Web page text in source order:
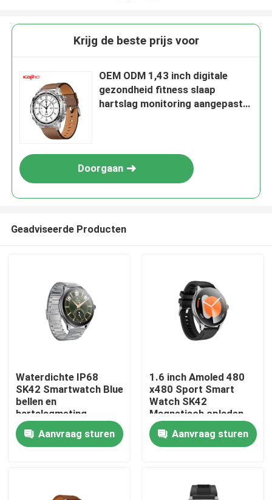
Huis
Video's
Krijg de beste prijs voor
OEM ODM 1,43 inch digitale
gezondheid fitness slaap
hartslag monitoring aangepaste
bellen functie atleten fitness
Doorgaan
Geadviseerde Producten
Waterdichte IP68
SK42 Smartwatch Bluetooth-
bellen en
hartslagmeting
Bloedzuurstof
Aanvraag sturen
1.6 inch Amoled 480
x480 Sport Smart
Watch SK42
Magnetisch opladen
Sedentair
Aanvraag sturen